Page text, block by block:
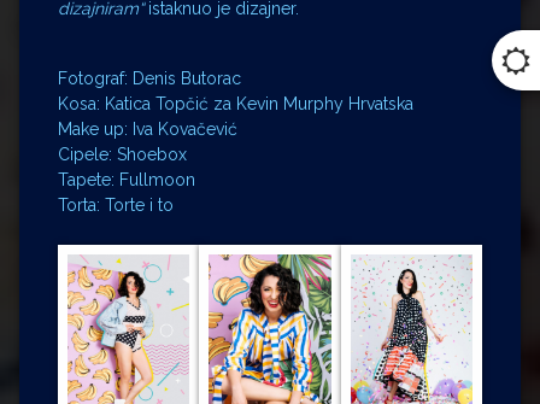
dizajniram“istaknuo je dizajner.
Fotograf: Denis Butorac
Kosa: Katica Topčić za Kevin Murphy Hrvatska
Make up: Iva Kovačević
Cipele: Shoebox
Tapete: Fullmoon
Torta: Torte i to